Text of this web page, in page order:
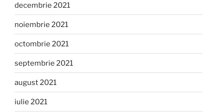
decembrie 2021
noiembrie 2021
octombrie 2021
septembrie 2021
august 2021
iulie 2021